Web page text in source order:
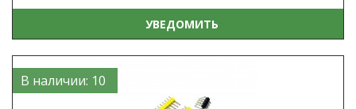
УВЕДОМИТЬ
В наличии: 10